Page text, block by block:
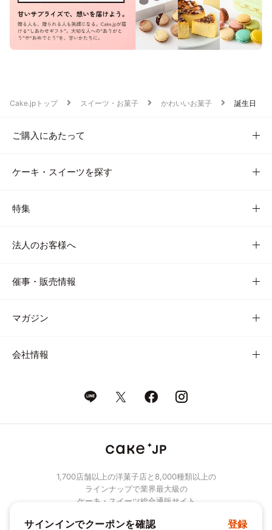
Cake.jpトップ スイーツ・お菓子 かわいいお菓子 誕生日
ご購入にあたって
ケーキ・スイーツを探す
特集
法人のお客様へ
催事・販売情報
マガジン
会社情報
1,700店舗以上の洋菓子店と8,000種類以上の
ラインナップで業界最大級の
ケーキ・スイーツ総合通販サイト
© Cake.jp Co., Ltd.
サインインでクーポンを確認 登録